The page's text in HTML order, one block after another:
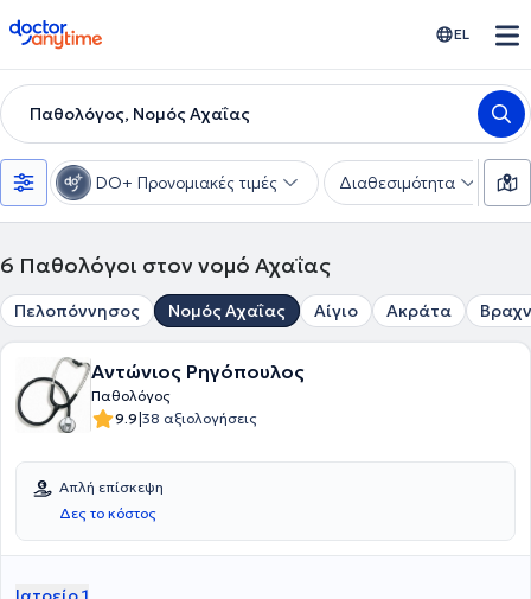
doctoranytime EL
Παθολόγος, Νομός Αχαΐας
DO+ Προνομιακές τιμές Διαθεσιμότητα
6 Παθολόγοι στον νομό Αχαΐας
Πελοπόννησος Νομός Αχαΐας Αίγιο Ακράτα
Αντώνιος Ρηγόπουλος
Παθολόγος
9.9|38 αξιολογήσεις
Απλή επίσκεψη
Δες το κόστος